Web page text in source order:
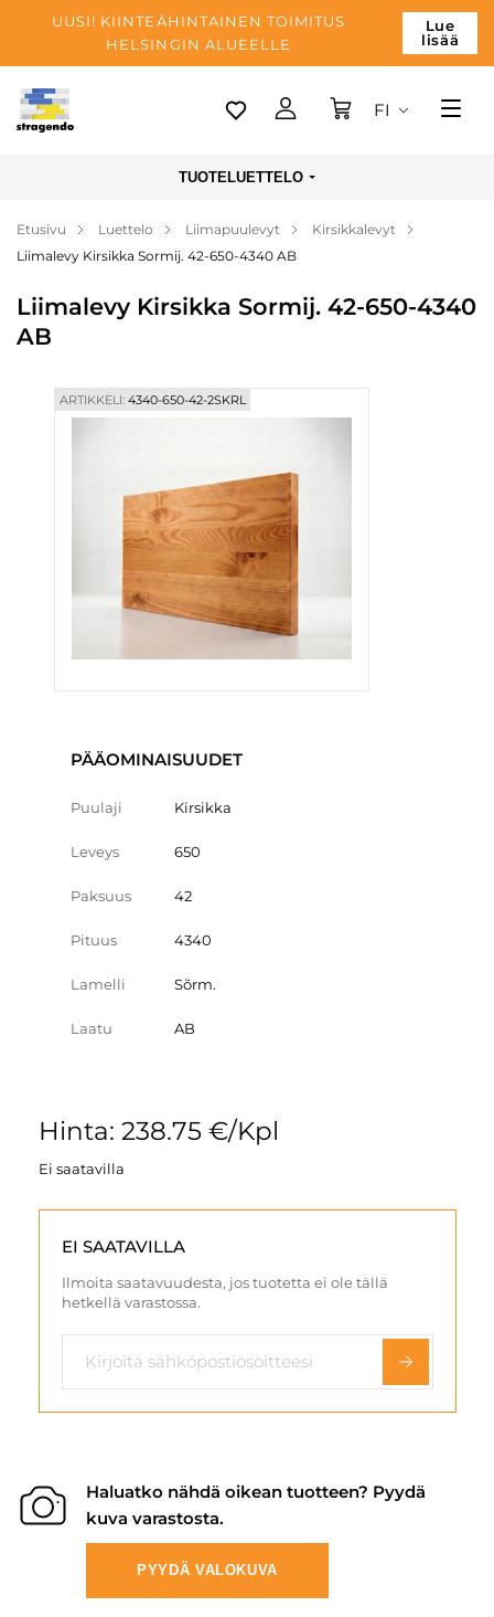
UUSI! KIINTEÄHINTAINEN TOIMITUS
HELSINGIN ALUEELLE
Lue
lisää
Tallinn
Maksu
Blogi
FI
TUOTELUETTELO
Etusivu Luettelo Liimapuulevyt
Kirsikkalevyt
Liimalevy Kirsikka Sormij. 42-650-4340 AB
Liimalevy Kirsikka Sormij. 42-650-4340
AB
ARTIKKELI:4340-650-42-2SKRL
PÄÄOMINAISUUDET
Puulaji Kirsikka
Leveys 650
Paksuus 42
Pituus 4340
Lamelli Sõrm.
Laatu AB
Hinta: 238.75 €/Kpl
Ei saatavilla
EI SAATAVILLA
Ilmoita saatavuudesta, jos tuotetta ei ole tällä
hetkellä varastossa.
Haluatko nähdä oikean tuotteen? Pyydä
kuva varastosta.
PYYDÄ VALOKUVA